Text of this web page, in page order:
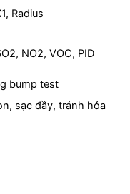
Radius
NO2, VOC, PID
bump test
sạc đầy, tránh hóa